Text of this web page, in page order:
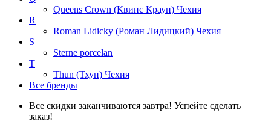
Queens Crown (Квинс Краун) Чехия
R
Roman Lidicky (Роман Лидицкий) Чехия
S
Sterne porcelan
T
Thun (Тхун) Чехия
Все бренды
Все скидки заканчиваются завтра! Успейте сделать
заказ!